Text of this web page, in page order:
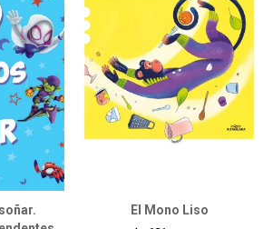
El Mono Liso